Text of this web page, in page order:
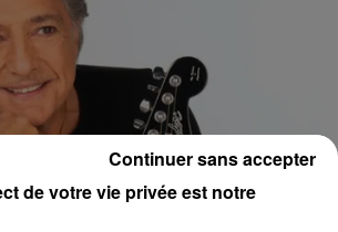
de votre vie privée est notre
Continuer sans accepter